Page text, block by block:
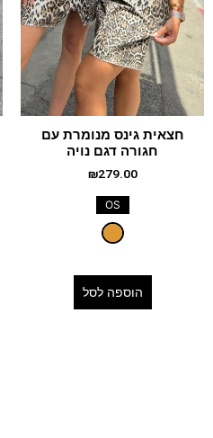
חצאית גינס מנומרת עם
חגורה דגם נויה
₪279.00
OS
הוספה לסל